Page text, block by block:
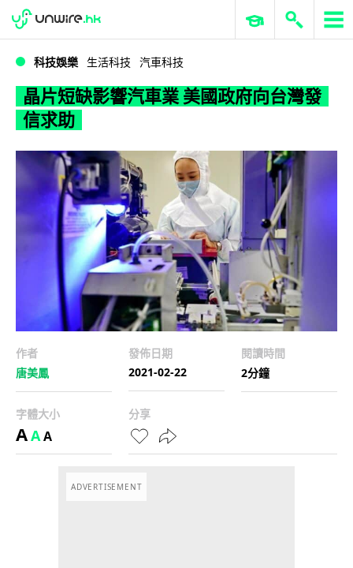
晶片短缺影響汽車業 美國政府向台灣發信求助
WWDC 2026 ERP 與商業 AI
科技娛樂 生活科技 汽車科技
晶片短缺影響汽車業 美國政府向台灣發
信求助
作者
唐美鳳
發佈日期
2021-02-22
閱讀時間
2分鐘
字體大小
AAA
分享
ADVERTISEMENT